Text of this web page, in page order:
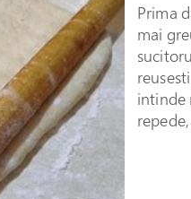
Prima
mai
intinde